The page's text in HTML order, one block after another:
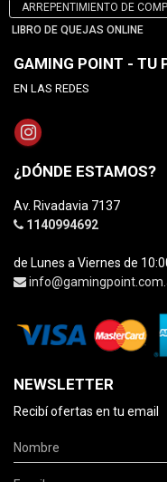
ARREPENTIMIENTO DE
LIBRO DE QUEJAS ONLINE
GAMING POINT - TU
EN LAS REDES
¿DÓNDE ESTAMOS?
Av. Rivadavia 7137
1140994692
de Lunes a Viernes de
NEWSLETTER
Recibí ofertas en tu email